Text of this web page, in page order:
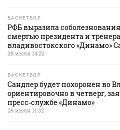
БАСКЕТБОЛ
РФБ выразила
смертью президента и тренера
владивостокского «Динамо»
28 июля 14:22
БАСКЕТБОЛ
Сандлер будет похоронен во
ориентировочно в четверг,
пресс‑службе «Динамо»
28 июля 11:32